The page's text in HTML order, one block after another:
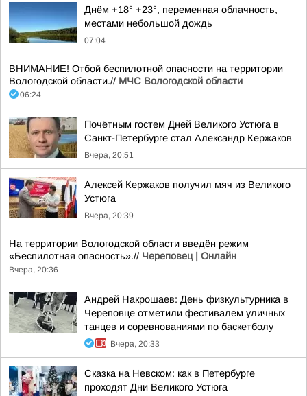
Днём +18° +23°, переменная облачность,
местами небольшой дождь
07:04
ВНИМАНИЕ! Отбой беспилотной опасности на территории
Вологодской области.// МЧС Вологодской области
06:24
Почётным гостем Дней Великого Устюга в
Санкт-Петербурге стал Александр Кержаков
Вчера, 20:51
Алексей Кержаков получил мяч из Великого
Устюга
Вчера, 20:39
На территории Вологодской области введён режим
«Беспилотная опасность».// Череповец | Онлайн
Вчера, 20:36
Андрей Накрошаев: День физкультурника в
Череповце отметили фестивалем уличных
танцев и соревнованиями по баскетболу
Вчера, 20:33
Сказка на Невском: как в Петербурге
проходят Дни Великого Устюга